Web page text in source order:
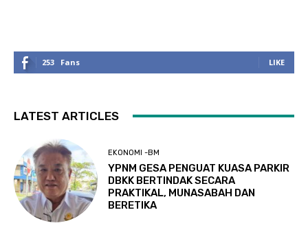
253 Fans LIKE
LATEST ARTICLES
EKONOMI -BM
YPNM GESA PENGUAT KUASA PARKIR
DBKK BERTINDAK SECARA
PRAKTIKAL, MUNASABAH DAN
BERETIKA